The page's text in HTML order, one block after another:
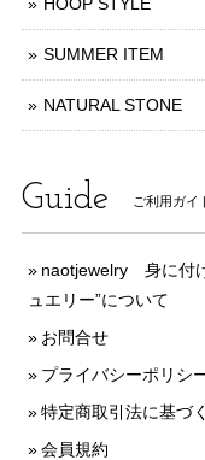
SUMMER ITEM
NATURAL STONE
Guide ご利用ガイ
naotjewelry 身に付
ュエリー”について
お問合せ
プライバシーポリシ
特定商取引法に基づ
会員規約